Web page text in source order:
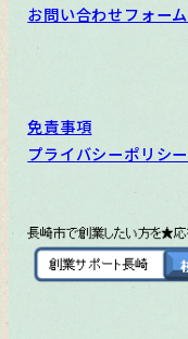
お問い合わせフォーム
免責事項
プライバシーポリシー